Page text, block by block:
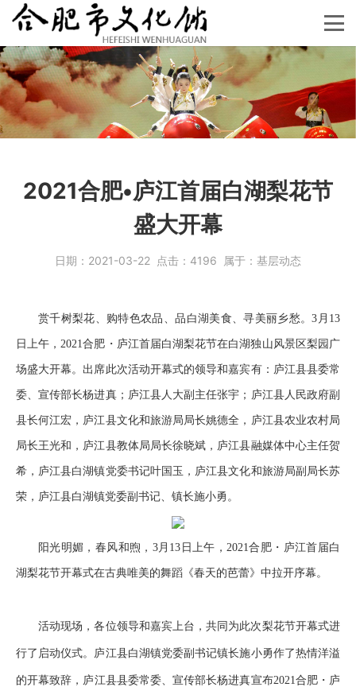
2021合肥•庐江首届白湖梨花节
盛大开幕
日期： 2021-03-22 点击： 4196 属于： 基层动态
赏千树梨花、购特色农品、品白湖美食、寻美丽乡愁。3月13
日上午，2021合肥・庐江首届白湖梨花节在白湖独山风景区梨园广
场盛大开幕。出席此次活动开幕式的领导和嘉宾有：庐江县县委常
委、宣传部长杨进真；庐江县人大副主任张宇；庐江县人民政府副
县长何江宏，庐江县文化和旅游局局长姚德全，庐江县农业农村局
局长王光和，庐江县教体局局长徐晓斌，庐江县融媒体中心主任贺
希，庐江县白湖镇党委书记叶国玉，庐江县文化和旅游局副局长苏
荣，庐江县白湖镇党委副书记、镇长施小勇。
阳光明媚，春风和煦，3月13日上午，2021合肥・庐江首届白
湖梨花节开幕式在古典唯美的舞蹈《春天的芭蕾》中拉开序幕。
活动现场，各位领导和嘉宾上台，共同为此次梨花节开幕式进
行了启动仪式。庐江县白湖镇党委副书记镇长施小勇作了热情洋溢
的开幕致辞，庐江县县委常委、宣传部长杨进真宣布2021合肥・庐